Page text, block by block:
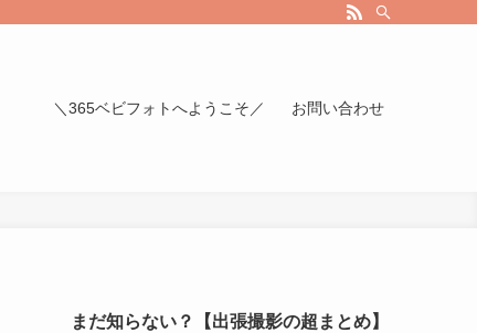
＼365ベビフォトへようこそ／ お問い合わせ
まだ知らない？【出張撮影の超まとめ】